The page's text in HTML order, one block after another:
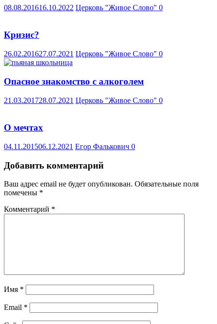
08.08.201616.10.2022 Церковь "Живое Слово" 0
Кризис?
26.02.201627.07.2021 Церковь "Живое Слово" 0
Опасное знакомство с алкоголем
21.03.201728.07.2021 Церковь "Живое Слово" 0
О мечтах
04.11.201506.12.2021 Егор Фалькович 0
Добавить комментарий
Ваш адрес email не будет опубликован. Обязательные поля
помечены *
Комментарий *
Имя *
Email *